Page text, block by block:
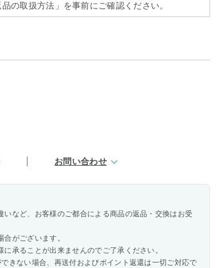
の取扱方法」を事前にご確認ください。
お問い合わせ
など、お客様のご都合による商品の返品・交換はお受
がございます。
承ることが出来ませんのでご了承ください。
きない場合、再送付およびポイント返還は一切ご対応で